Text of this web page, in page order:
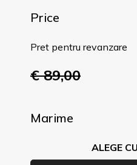
Price
Pret pentru revanzare
€ 89,00
Marime
ALEGE